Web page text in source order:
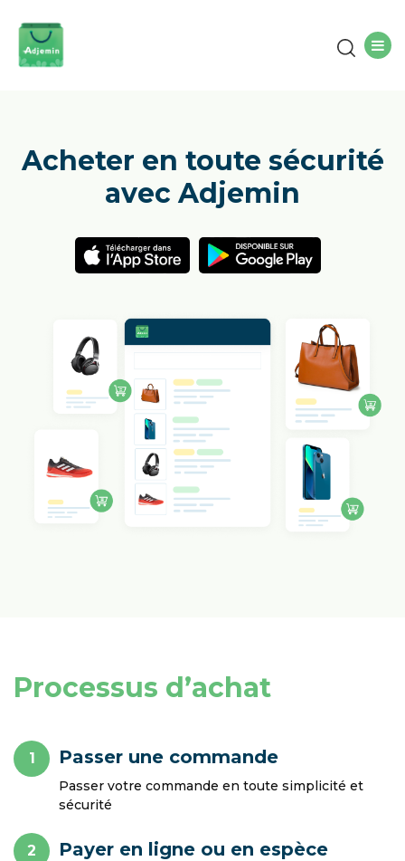
Acheter en toute sécurité
avec Adjemin
Processus d’achat
1 Passer une commande
Passer votre commande en toute simplicité et
sécurité
2 Payer en ligne ou en espèce